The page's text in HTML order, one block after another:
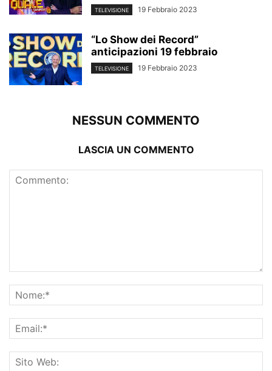
TELEVISIONE 19 Febbraio 2023
“Lo Show dei Record”
anticipazioni 19 febbraio
TELEVISIONE 19 Febbraio 2023
NESSUN COMMENTO
LASCIA UN COMMENTO